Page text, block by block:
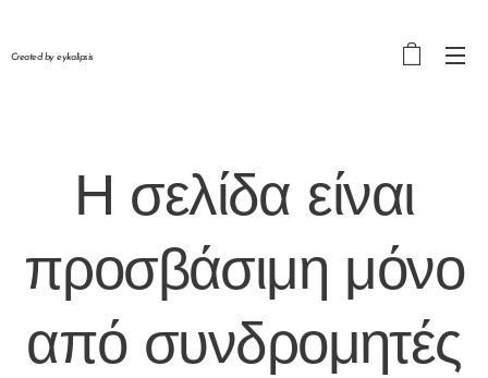
Created by eykalipsis
Η σελίδα είναι
προσβάσιμη μόνο
από συνδρομητές